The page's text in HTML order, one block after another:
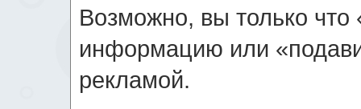
Возможно, вы только
информацию или
рекламой.